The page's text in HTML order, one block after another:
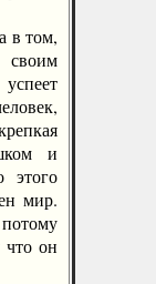
в том,
и
этого
мир.
он